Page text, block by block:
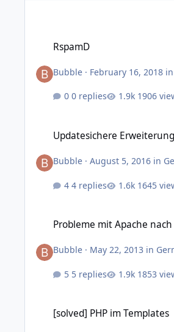
RspamD
Bubble · February 16, 2018 in
0 replies 1906
Updatesichere
Bubble ·August 5, 2016 in
4 replies 1645
Probleme mit Apache
Bubble · May 22, 2013 in
5 replies 1853
[solved] PHP im Templates